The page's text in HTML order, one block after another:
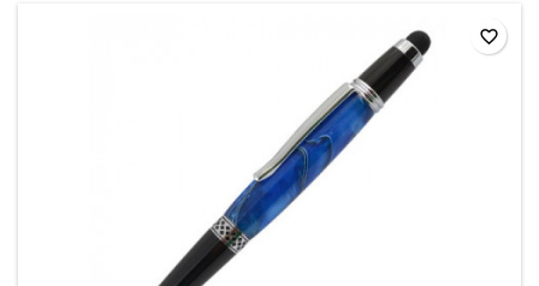
favorite_border